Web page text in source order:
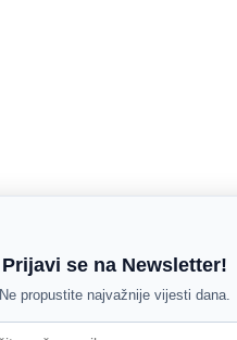
Prijavi se na Newsletter!
Ne propustite najvažnije vijesti dana.